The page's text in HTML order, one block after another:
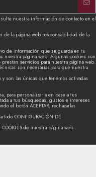
nuestra información de contacto en el
de la página web responsabilidad de la
de información que se guarda en tu
nuestra página web. Algunas cookies son
servicios para nuestra página web.
son necesarias para que nuestra
son las únicas que tenemos activadas
para personalizarla en base a tus
a tus búsquedas, gustos e intereses
el botón ACEPTAR, rechazarlas
CONFIGURACIÓN DE
de nuestra página web.